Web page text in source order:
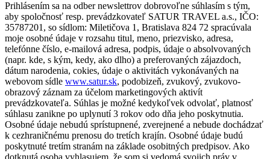
Prihlásením sa na odber newslettrov dobrovoľne súhlasím s tým,
aby spoločnosť resp. prevádzkovateľ SATUR TRAVEL a.s., IČO:
35787201, so sídlom: Miletičova 1, Bratislava 824 72 spracúvala
moje osobné údaje v rozsahu titul, meno, priezvisko, adresa,
telefónne číslo, e-mailová adresa, podpis, údaje o absolvovaných
(napr. kde, s kým, kedy, ako dlho) a preferovaných zájazdoch,
dátum narodenia, cokies, údaje o aktivitách vykonávaných na
webovom sídle www.satur.sk, podobizeň, zvukový, zvukovo-
obrazový záznam za účelom marketingových aktivít
prevádzkovateľa. Súhlas je možné kedykoľvek odvolať, platnosť
súhlasu zanikne po uplynutí 3 rokov odo dňa jeho poskytnutia.
Osobné údaje nebudú sprístupnené, zverejnené a nebude dochádzať
k cezhraničnému prenosu do tretích krajín. Osobné údaje budú
poskytnuté tretím stranám na základe osobitných predpisov. Ako